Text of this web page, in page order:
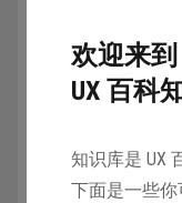
让用户忘记如
子视图，请提
括可能被用户
始终向用户
欢迎来到
UX 百科
知识库是 UX
下面是一些你